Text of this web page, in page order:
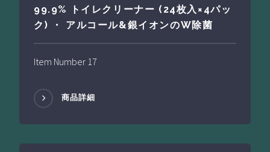
99.9% トイレクリーナー (24枚入×4パッ
ク) ・ アルコール&銀イオンのW除菌
Item Number 17
商品詳細